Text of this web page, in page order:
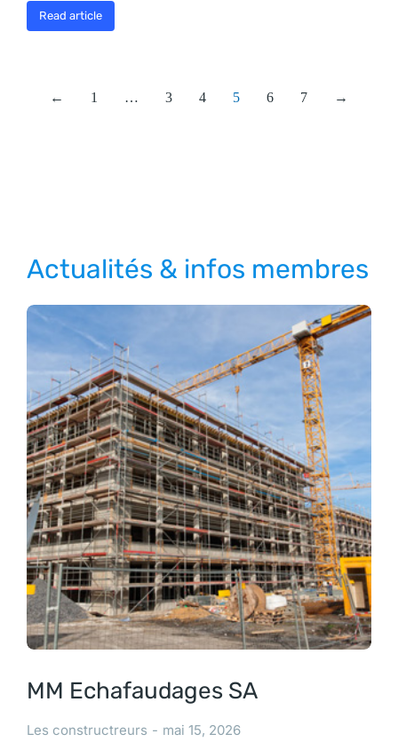
Read article
← 1 3 4 5 6 7 →
Actualités & infos membres
MM Echafaudages SA
Les constructreurs mai 15, 2026